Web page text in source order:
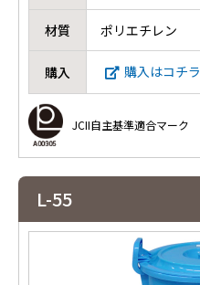
材質 ポリエチレン
購入 購入はコチラ
JCII自主基準適合マーク
L-55